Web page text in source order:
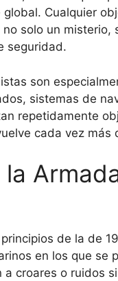
Cualquier
solo un misterio,
seguridad.
son
sistemas de
repetidamente
cada vez más
de la de
en los que se
croares o ruidos